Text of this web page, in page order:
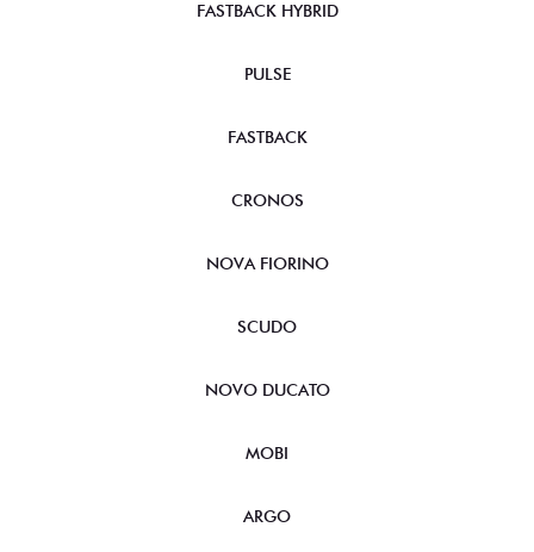
FASTBACK HYBRID
PULSE
FASTBACK
CRONOS
NOVA FIORINO
SCUDO
NOVO DUCATO
MOBI
ARGO